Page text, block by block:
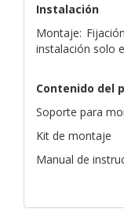
Instalación
Montaje:
instalación solo
Contenido del
Soporte para
Kit de montaje
Manual de